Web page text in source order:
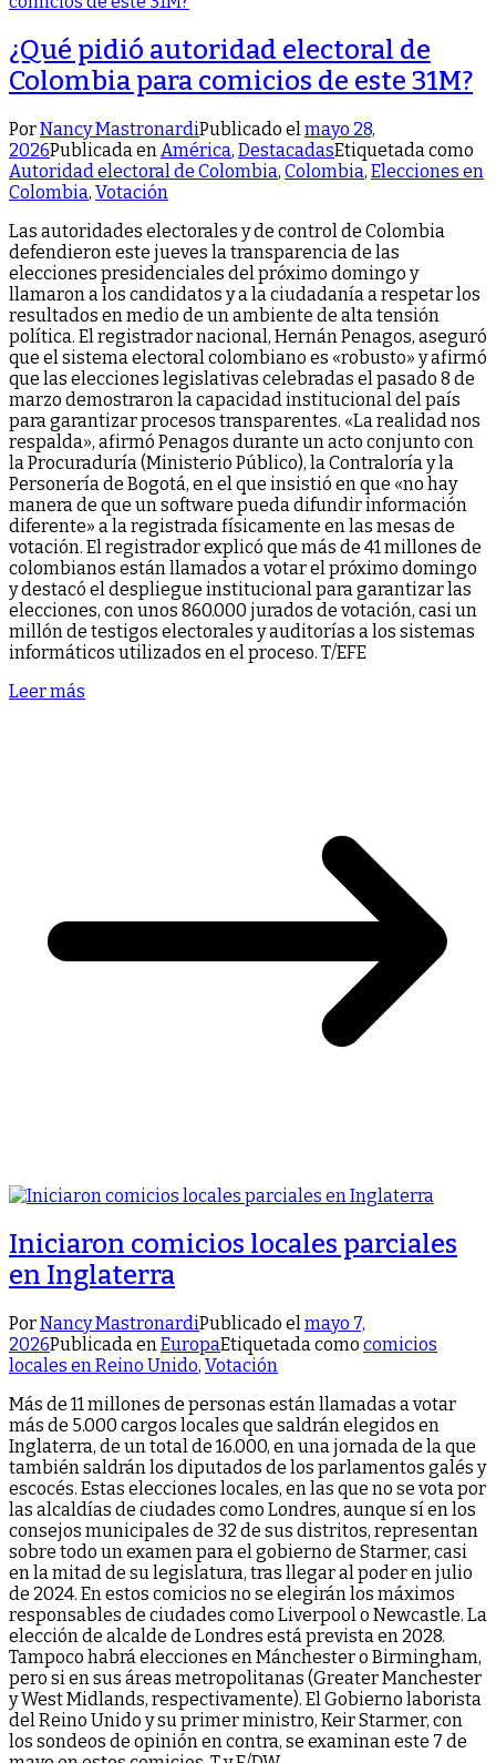
¿Qué pidió autoridad electoral de
Colombia para comicios de este 31M?
PorNancy MastronardiPublicado elmayo 28,
2026Publicada enAmérica, DestacadasEtiquetada como
Autoridad electoral de Colombia, Colombia, Elecciones en
Colombia, Votación
Las autoridades electorales y de control de Colombia
defendieron este jueves la transparencia de las
elecciones presidenciales del próximo domingo y
llamaron a los candidatos y a la ciudadanía a respetar los
resultados en medio de un ambiente de alta tensión
política. El registrador nacional, Hernán Penagos, aseguró
que el sistema electoral colombiano es «robusto» y afirmó
que las elecciones legislativas celebradas el pasado 8 de
marzo demostraron la capacidad institucional del país
para garantizar procesos transparentes. «La realidad nos
respalda», afirmó Penagos durante un acto conjunto con
la Procuraduría (Ministerio Público), la Contraloría y la
Personería de Bogotá, en el que insistió en que «no hay
manera de que un software pueda difundir información
diferente» a la registrada físicamente en las mesas de
votación. El registrador explicó que más de 41 millones de
colombianos están llamados a votar el próximo domingo
y destacó el despliegue institucional para garantizar las
elecciones, con unos 860.000 jurados de votación, casi un
millón de testigos electorales y auditorías a los sistemas
informáticos utilizados en el proceso. T/EFE
Leer más
Iniciaron comicios locales parciales
en Inglaterra
PorNancy MastronardiPublicado el mayo 7,
2026Publicada en EuropaEtiquetada como comicios
locales en Reino Unido, Votación
Más de 11 millones de personas están llamadas a votar
más de 5.000 cargos locales que saldrán elegidos en
Inglaterra, de un total de 16.000, en una jornada de la que
también saldrán los diputados de los parlamentos galés y
escocés. Estas elecciones locales, en las que no se vota por
las alcaldías de ciudades como Londres, aunque sí en los
consejos municipales de 32 de sus distritos, representan
sobre todo un examen para el gobierno de Starmer, casi
en la mitad de su legislatura, tras llegar al poder en julio
de 2024. En estos comicios no se elegirán los máximos
responsables de ciudades como Liverpool o Newcastle. La
elección de alcalde de Londres está prevista en 2028.
Tampoco habrá elecciones en Mánchester o Birmingham,
pero si en sus áreas metropolitanas (Greater Manchester
y West Midlands, respectivamente). El Gobierno laborista
del Reino Unido y su primer ministro, Keir Starmer, con
los sondeos de opinión en contra, se examinan este 7 de